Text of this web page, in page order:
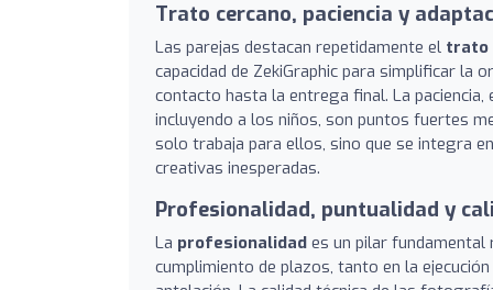
Trato cercano, paciencia y
Las parejas destacan repetidamente el trato
capacidad de ZekiGraphic para simplificar la
contacto hasta la entrega final. La
incluyendo a los niños, son puntos fuertes
solo trabaja para ellos, sino que se integra
creativas inesperadas.
Profesionalidad, puntualidad y
La profesionalidad es un pilar fundamental
cumplimiento de plazos, tanto en la